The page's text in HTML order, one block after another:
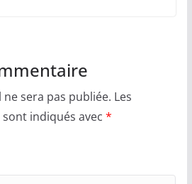
sera pas publiée. Les
indiqués avec *